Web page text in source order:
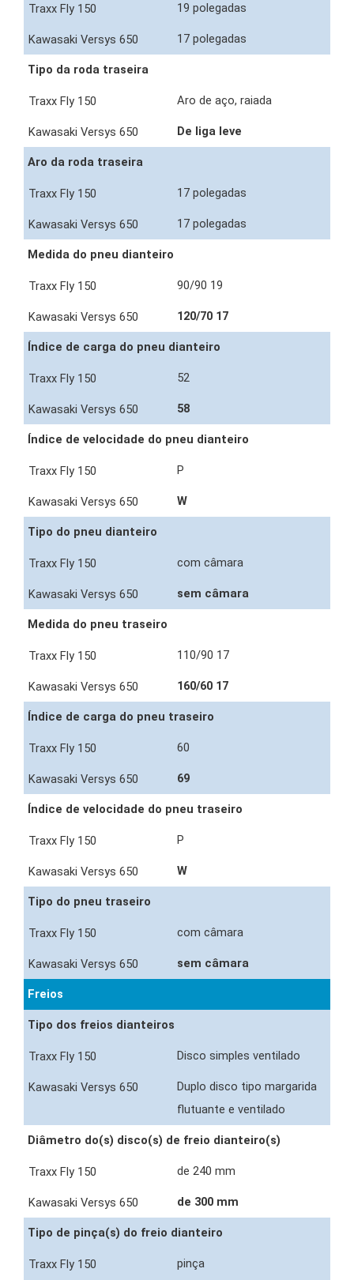
19 polegadas
17 polegadas
Tipo da roda traseira
Aro de aço, raiada
De liga leve
Aro da roda traseira
17 polegadas
17 polegadas
Medida do pneu dianteiro
90/90 19
120/70 17
Índice de carga do pneu dianteiro
52
58
Índice de velocidade do pneu dianteiro
P
W
Tipo do pneu dianteiro
com câmara
sem câmara
Medida do pneu traseiro
110/90 17
160/60 17
Índice de carga do pneu traseiro
60
69
Índice de velocidade do pneu traseiro
P
W
Tipo do pneu traseiro
com câmara
sem câmara
Freios
Tipo dos freios dianteiros
Disco simples ventilado
Duplo disco tipo margarida
flutuante e ventilado
Diâmetro do(s) disco(s) de freio dianteiro(s)
de 240 mm
de 300 mm
Tipo de pinça(s) do freio dianteiro
pinça